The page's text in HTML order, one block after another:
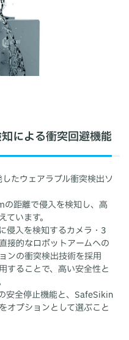
による衝突回避機能
たウェアラブル衝突検出ソ
距離で侵入を検知し、高
います。
侵入を検知するカメラ・3
接的なロボットアームへの
ンの衝突検出技術を採用
することで、高い安全性と
安全停止機能と、SafeSikin
オプションとして選ぶこと